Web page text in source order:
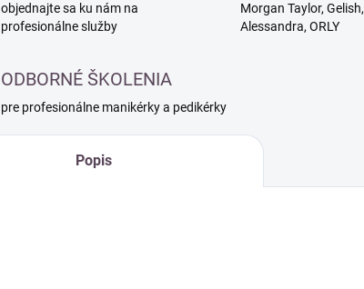
objednajte sa ku nám na
profesionálne služby
Morgan Taylor, Gelish,
Alessandra, ORLY
ODBORNÉ ŠKOLENIA
pre profesionálne manikérky a pedikérky
Popis